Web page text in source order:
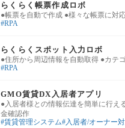
らくらく帳票作成ロボ
●帳票を自動で作成 ●様々な帳票に対
RPA
らくらくスポット入力ロボ
●住所から周辺情報を自動取得 ●カテ
RPA
GMO賃貸DX入居者アプリ
●入居者様との情報伝達を簡単に行え
金確認作
賃貸管理システム 入居者/オーナー